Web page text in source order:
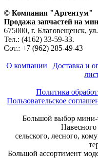
© Компания "Аргентум"
Продажа запчастей на
675000, г. Благовещенск,
Тел.: (4162) 33-59-33.
Сот.: +7 (962) 285-49-43
О компании | Доставка и
Политика
Пользовательское
Большой выбор мини-
Навесного
сельского, лесного,
Большой ассортимент